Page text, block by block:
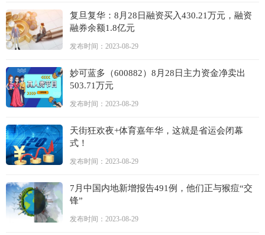
复旦复华：8月28日融资买入430.21万元，融资
融券余额1.8亿元
发布时间：2023-08-29
妙可蓝多（600882）8月28日主力资金净卖出
503.71万元
发布时间：2023-08-29
天街狂欢夜+体育嘉年华，这就是省运会闭幕
式！
发布时间：2023-08-29
7月中国内地新增报告491例，他们正与猴痘“交
锋”
发布时间：2023-08-29